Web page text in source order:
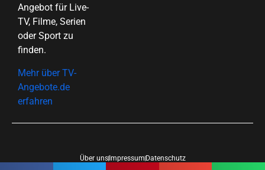
Angebot für Live-
TV, Filme, Serien
oder Sport zu
finden.
Mehr über TV-
Angebote.de
erfahren
Über unsImpressumDatenschutz